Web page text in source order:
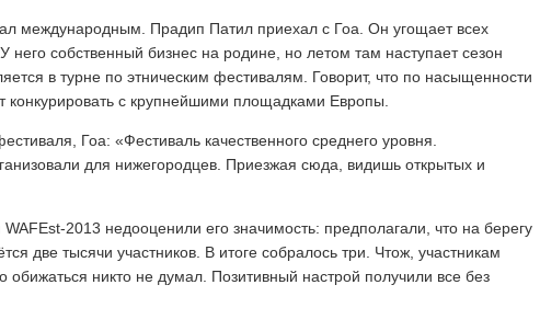
международным. Прадип Патил приехал с Гоа. Он угощает всех
него собственный бизнес на родине, но летом там наступает сезон
в турне по этническим фестивалям. Говорит, что по насыщенности
с крупнейшими площадками Европы.
Гоа: «Фестиваль качественного среднего уровня.
для нижегородцев. Приезжая сюда, видишь открытых и
2013 недооценили его значимость: предполагали, что на берегу
две тысячи участников. В итоге собралось три. Чтож, участникам
обижаться никто не думал. Позитивный настрой получили все без